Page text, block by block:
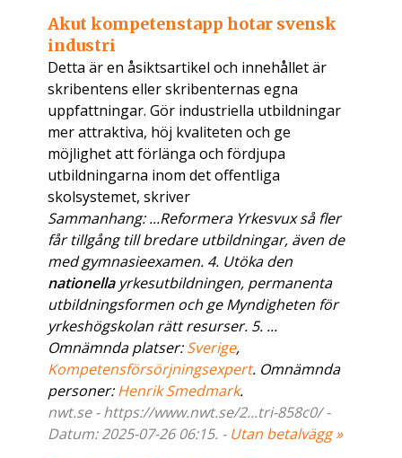
Akut kompetenstapp hotar svensk
industri
Detta är en åsiktsartikel och innehållet är
skribentens eller skribenternas egna
uppfattningar. Gör industriella utbildningar
mer attraktiva, höj kvaliteten och ge
möjlighet att förlänga och fördjupa
utbildningarna inom det offentliga
skolsystemet, skriver
Sammanhang: ...Reformera Yrkesvux så fler
får tillgång till bredare utbildningar, även de
med gymnasieexamen. 4. Utöka den
nationellayrkesutbildningen, permanenta
utbildningsformen och ge Myndigheten för
yrkeshögskolan rätt resurser. 5. ...
Omnämnda platser:Sverige,
Kompetensförsörjningsexpert. Omnämnda
personer:Henrik Smedmark.
nwt.se - https://www.nwt.se/2...tri-858c0/ -
Datum: 2025-07-26 06:15. - Utan betalvägg »